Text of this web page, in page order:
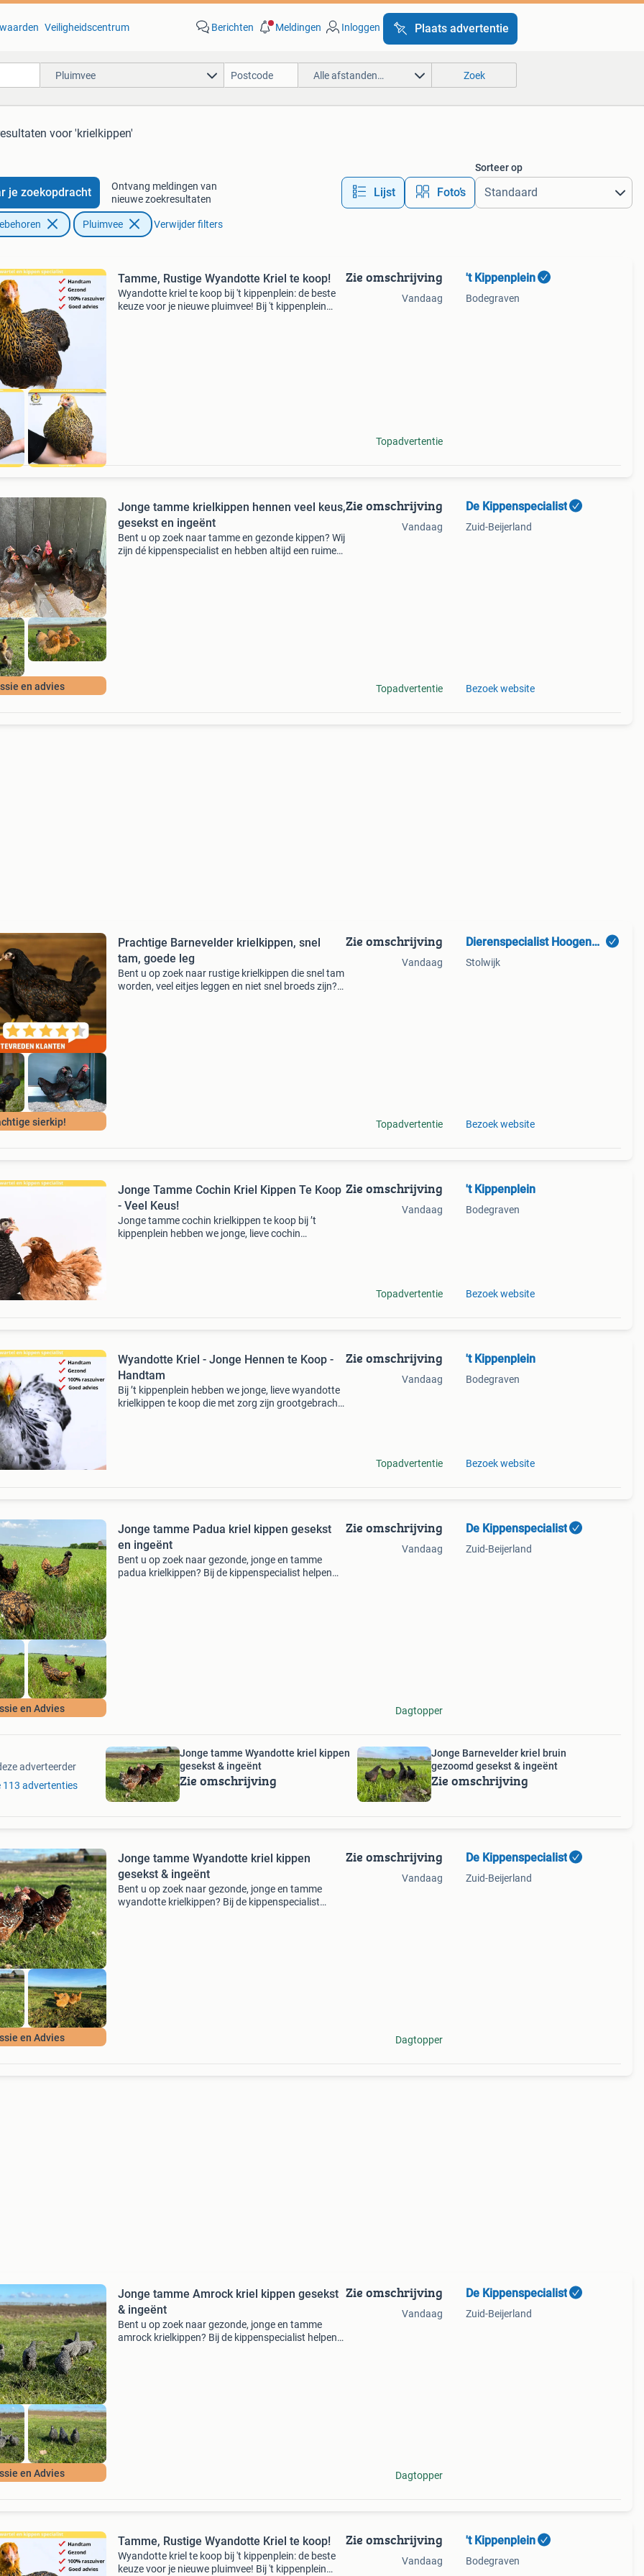
Veiligheidscentrum Berichten Meldingen Inloggen Plaats advertentie
Pluimvee Alle afstanden… Zoek
voor 'krielkippen'
je zoekopdracht
Ontvang meldingen van
nieuwe zoekresultaten
Lijst Foto’s
Sorteer op
Pluimvee Verwijder filters
Tamme, Rustige Wyandotte Kriel te koop!
Wyandotte kriel te koop bij 't kippenplein: de beste
keuze voor je nieuwe pluimvee! Bij 't kippenplein
Zie omschrijving
Vandaag
Topadvertentie
't Kippenplein
Bodegraven
en advies
Jonge tamme krielkippen hennen veel keus,
gesekst en ingeënt
Bent u op zoek naar tamme en gezonde kippen? Wij
zijn dé kippenspecialist en hebben altijd een ruime
Zie omschrijving
Vandaag
Topadvertentie
De Kippenspecialist
Zuid-Beijerland
Bezoek website
sierkip!
Prachtige Barnevelder krielkippen, snel
tam, goede leg
Bent u op zoek naar rustige krielkippen die snel tam
worden, veel eitjes leggen en niet snel broeds zijn?
Zie omschrijving
Vandaag
Topadvertentie
Dierenspecialist Hoogendoorn
Stolwijk
Bezoek website
Jonge Tamme Cochin Kriel Kippen Te Koop
- Veel Keus!
Jonge tamme cochin krielkippen te koop bij ’t
kippenplein hebben we jonge, lieve cochin
Zie omschrijving
Vandaag
Topadvertentie
't Kippenplein
Bodegraven
Bezoek website
Wyandotte Kriel - Jonge Hennen te Koop -
Handtam
Bij ’t kippenplein hebben we jonge, lieve wyandotte
krielkippen te koop die met zorg zijn grootgebracht.
Zie omschrijving
Vandaag
Topadvertentie
't Kippenplein
Bodegraven
Bezoek website
en Advies
Jonge tamme Padua kriel kippen gesekst
en ingeënt
Bent u op zoek naar gezonde, jonge en tamme
padua krielkippen? Bij de kippenspecialist helpen
Zie omschrijving
Vandaag
Dagtopper
De Kippenspecialist
Zuid-Beijerland
adverteerder
113 advertenties
Jonge tamme Wyandotte kriel kippen
gesekst & ingeënt
Zie omschrijving
Jonge Barnevelder kriel bruin
gezoomd gesekst & ingeënt
Zie omschrijving
en Advies
Jonge tamme Wyandotte kriel kippen
gesekst & ingeënt
Bent u op zoek naar gezonde, jonge en tamme
wyandotte krielkippen? Bij de kippenspecialist
Zie omschrijving
Vandaag
Dagtopper
De Kippenspecialist
Zuid-Beijerland
en Advies
Jonge tamme Amrock kriel kippen gesekst
& ingeënt
Bent u op zoek naar gezonde, jonge en tamme
amrock krielkippen? Bij de kippenspecialist helpen
Zie omschrijving
Vandaag
Dagtopper
De Kippenspecialist
Zuid-Beijerland
Tamme, Rustige Wyandotte Kriel te koop!
Wyandotte kriel te koop bij 't kippenplein: de beste
keuze voor je nieuwe pluimvee! Bij 't kippenplein
Zie omschrijving
Vandaag
't Kippenplein
Bodegraven